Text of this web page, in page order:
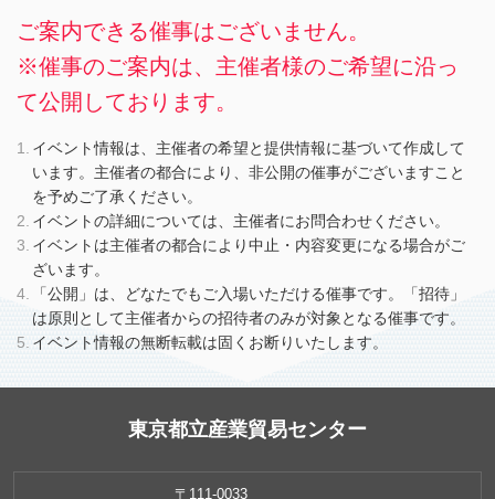
ご案内できる催事はございません。
※催事のご案内は、主催者様のご希望に沿っ
て公開しております。
イベント情報は、主催者の希望と提供情報に基づいて作成して
います。主催者の都合により、非公開の催事がございますこと
を予めご了承ください。
イベントの詳細については、主催者にお問合わせください。
イベントは主催者の都合により中止・内容変更になる場合がご
ざいます。
「公開」は、どなたでもご入場いただける催事です。「招待」
は原則として主催者からの招待者のみが対象となる催事です。
イベント情報の無断転載は固くお断りいたします。
東京都立産業貿易センター
〒111-0033